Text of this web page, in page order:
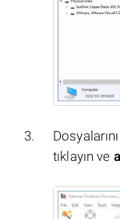
tıklayın ve